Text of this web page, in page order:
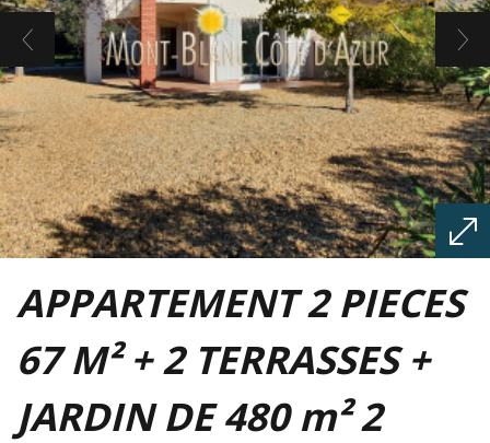
APPARTEMENT 2 PIECES
67 M² + 2 TERRASSES +
JARDIN DE 480 m² 2